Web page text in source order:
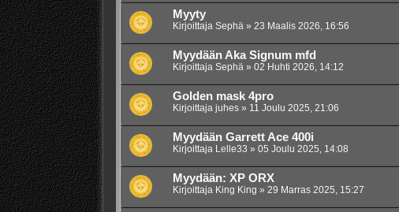
Myyty
Kirjoittaja Sephä» 23 Maalis 2026, 16:56
Myydään Aka Signum mfd
Kirjoittaja Sephä» 02 Huhti 2026, 14:12
Golden mask 4pro
Kirjoittaja juhes» 11 Joulu 2025, 21:06
Myydään Garrett Ace 400i
Kirjoittaja Lelle33 » 05 Joulu 2025, 14:08
Myydään: XP ORX
Kirjoittaja King King » 29 Marras 2025, 15:27